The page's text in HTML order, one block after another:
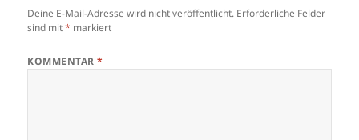
Deine E-Mail-Adresse wird nicht veröffentlicht. Erforderliche Felder
sind mit* markiert
KOMMENTAR*